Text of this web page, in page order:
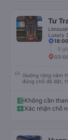
Tư
Luxury
9
Giường rộng nằm
đúng chỗ đã đặt,
Không cần
Xác nhận chỗ